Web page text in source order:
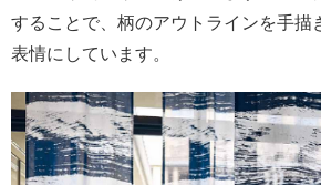
することで、柄のアウトラインを手描
表情にしています。